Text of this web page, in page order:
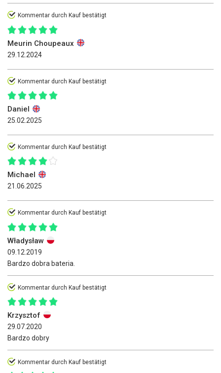
Kommentar durch Kauf bestätigt
Meurin Choupeaux
29.12.2024
Kommentar durch Kauf bestätigt
Daniel
25.02.2025
Kommentar durch Kauf bestätigt
Michael
21.06.2025
Kommentar durch Kauf bestätigt
Władysław
09.12.2019
Bardzo dobra bateria.
Kommentar durch Kauf bestätigt
Krzysztof
29.07.2020
Bardzo dobry
Kommentar durch Kauf bestätigt